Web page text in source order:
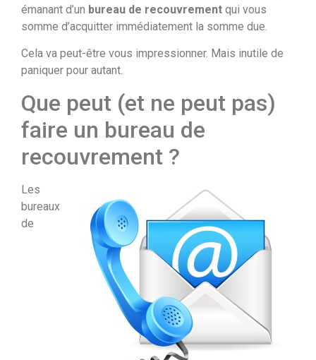
émanant d’un bureau de recouvrement qui vous
somme d’acquitter immédiatement la somme due.
Cela va peut-être vous impressionner. Mais inutile de
paniquer pour autant.
Que peut (et ne peut pas)
faire un bureau de
recouvrement ?
Les
bureaux
de